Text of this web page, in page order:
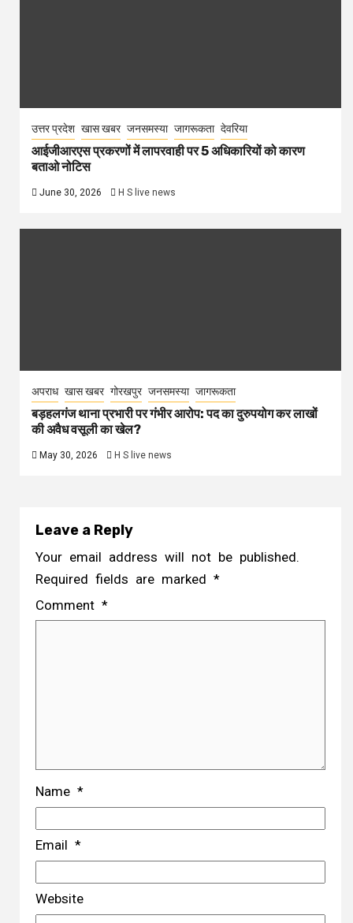
उत्तर प्रदेश खास खबर जनसमस्या जागरूकता देवरिया
आईजीआरएस प्रकरणों में लापरवाही पर 5 अधिकारियों को कारण
बताओ नोटिस
June 30, 2026 H S live news
अपराध खास खबर गोरखपुर जनसमस्या जागरूकता
बड़हलगंज थाना प्रभारी पर गंभीर आरोप: पद का दुरुपयोग कर लाखों
की अवैध वसूली का खेल?
May 30, 2026 H S live news
Leave a Reply
Your email address will not be published.
Required fields are marked *
Comment *
Name *
Email *
Website